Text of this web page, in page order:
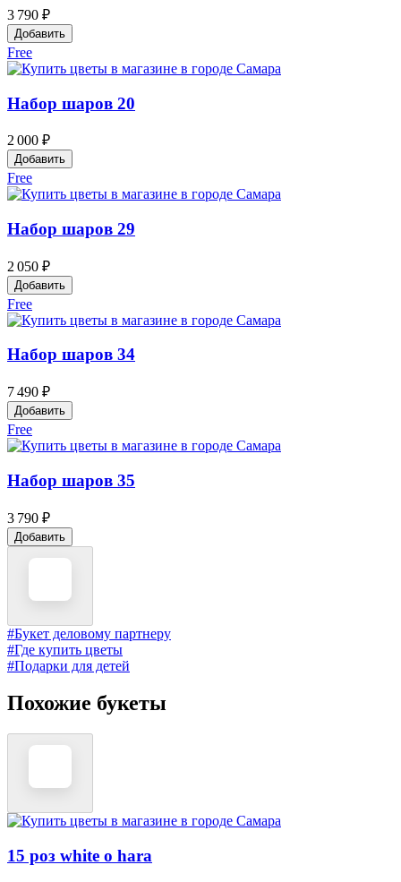
3 790 ₽
Добавить
Free
Набор шаров 20
2 000 ₽
Добавить
Free
Набор шаров 29
2 050 ₽
Добавить
Free
Набор шаров 34
7 490 ₽
Добавить
Free
Набор шаров 35
3 790 ₽
Добавить
#Букет деловому партнеру
#Где купить цветы
#Подарки для детей
Похожие букеты
15 роз white o hara